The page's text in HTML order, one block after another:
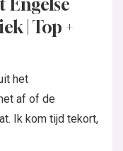
| Top +
het
af of de
Ik kom tijd tekort,